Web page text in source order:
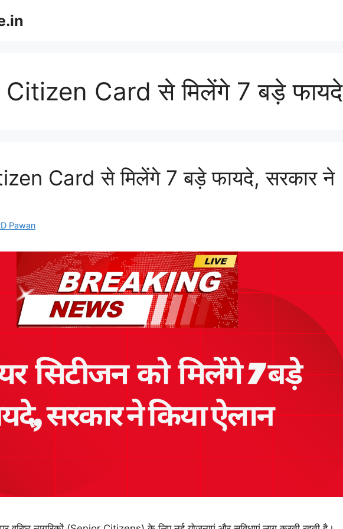
Card से मिलेंगे 7 बड़े फायदे
Card से मिलेंगे 7 बड़े फायदे, सरकार ने
Pawan